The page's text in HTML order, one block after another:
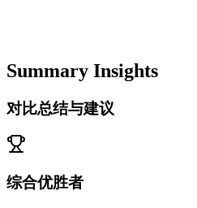
Summary Insights
对比总结与建议
综合优胜者